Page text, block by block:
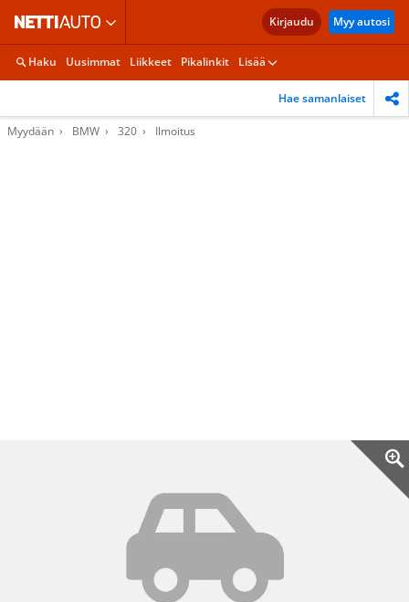
Kirjaudu Myy autosi
Haku Uusimmat Liikkeet Pikalinkit Lisää
Hae samanlaiset
Myydään BMW 320 Ilmoitus